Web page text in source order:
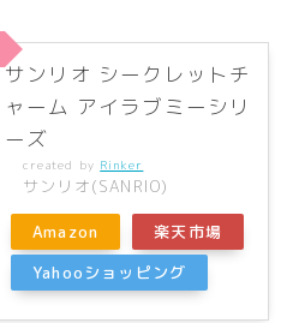
サンリオ シークレットチ
ャーム アイラブミーシリ
ーズ
created by Rinker
サンリオ(SANRIO)
Amazon
楽天市場
Yahooショッピング